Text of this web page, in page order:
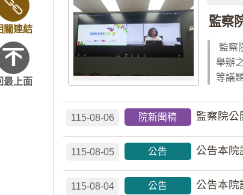
關連結
最上面
監察
監察
舉辦
等議
115-08-06 院新聞稿 監察院公
115-08-05 公告 公告本院
115-08-04 公告 公告本院